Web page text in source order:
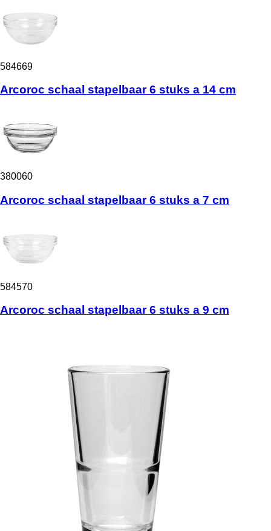
584669
Arcoroc schaal stapelbaar 6 stuks a 14 cm
380060
Arcoroc schaal stapelbaar 6 stuks a 7 cm
584570
Arcoroc schaal stapelbaar 6 stuks a 9 cm